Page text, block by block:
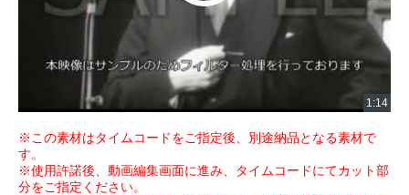
※この素材はタイムコードをご指定後、別途納品となる素材で
す。
※使用許諾後、動画編集画面に進み、タイムコードにてカット部
分をご指定ください。